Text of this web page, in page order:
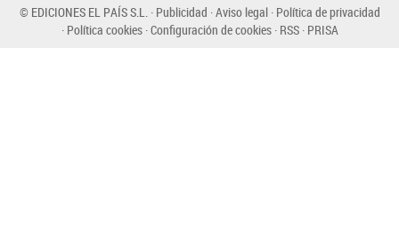
© EDICIONES EL PAÍS S.L. Publicidad Aviso legal Política de privacidad
Política cookies Configuración de cookies RSS PRISA